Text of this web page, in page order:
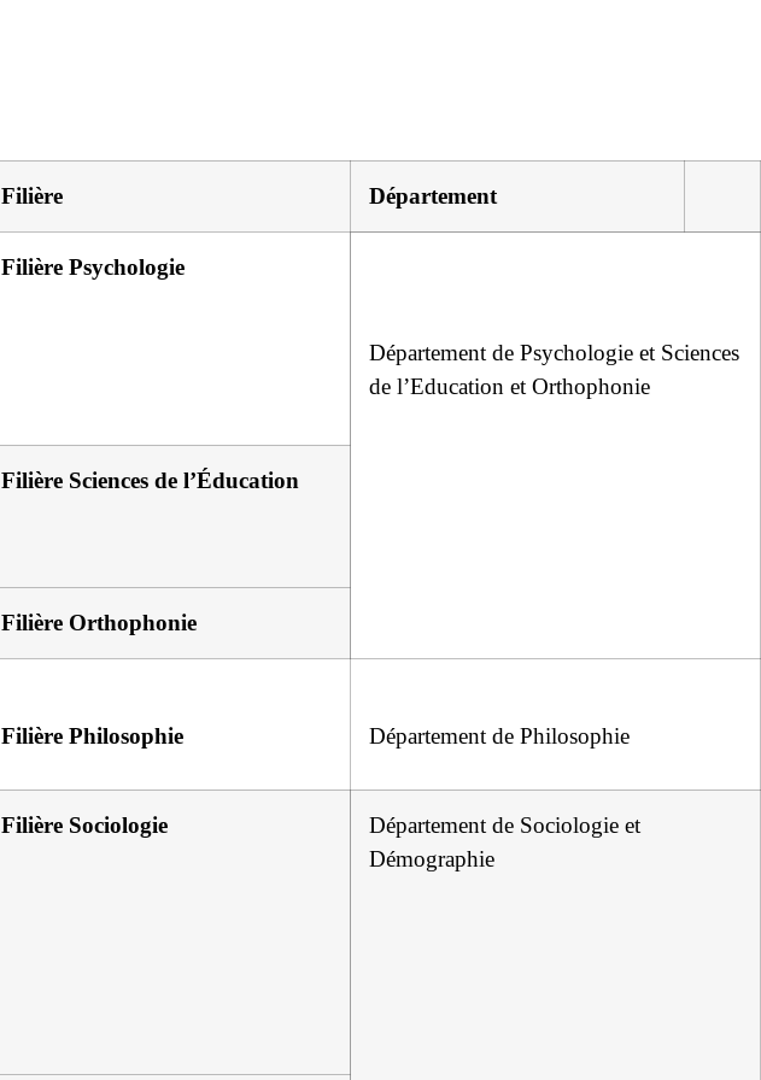
Filière Département
Filière Psychologie
Département de Psychologie et Sciences
de l’Education et Orthophonie
Filière Sciences de l’Éducation
Filière Orthophonie
Filière Philosophie
Département de Philosophie
Filière Sociologie
Département de Sociologie et
Démographie